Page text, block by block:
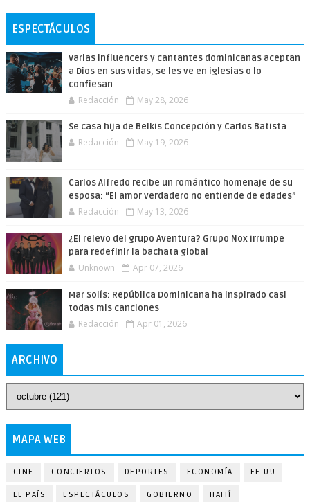
ESPECTÁCULOS
Varias influencers y cantantes dominicanas aceptan
a Dios en sus vidas, se les ve en iglesias o lo
confiesan
Redacción May 28, 2026
Se casa hija de Belkis Concepción y Carlos Batista
Redacción May 19, 2026
Carlos Alfredo recibe un romántico homenaje de su
esposa: “El amor verdadero no entiende de edades”
Redacción May 13, 2026
¿El relevo del grupo Aventura? Grupo Nox irrumpe
para redefinir la bachata global
Unknown Apr 07, 2026
Mar Solís: República Dominicana ha inspirado casi
todas mis canciones
Redacción Apr 01, 2026
ARCHIVO
MAPA WEB
CINE CONCIERTOS DEPORTES ECONOMÍA EE.UU
EL PAÍS ESPECTÁCULOS GOBIERNO HAITÍ